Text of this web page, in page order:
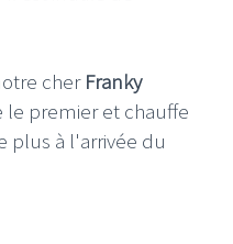
cher Franky
premier et chauffe
plus à l'arrivée du